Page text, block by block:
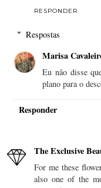
RESPONDER
Respostas
Marisa
Eu não disse
plano para o
Responder
The Exclusive
For me these
also one of the